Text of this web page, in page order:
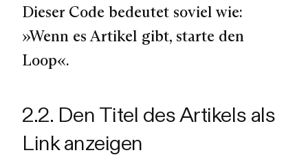
Dieser Code bedeutet soviel wie:
»Wenn es Artikel gibt, starte den
Loop«.
2.2. Den Titel des Artikels als
Link anzeigen